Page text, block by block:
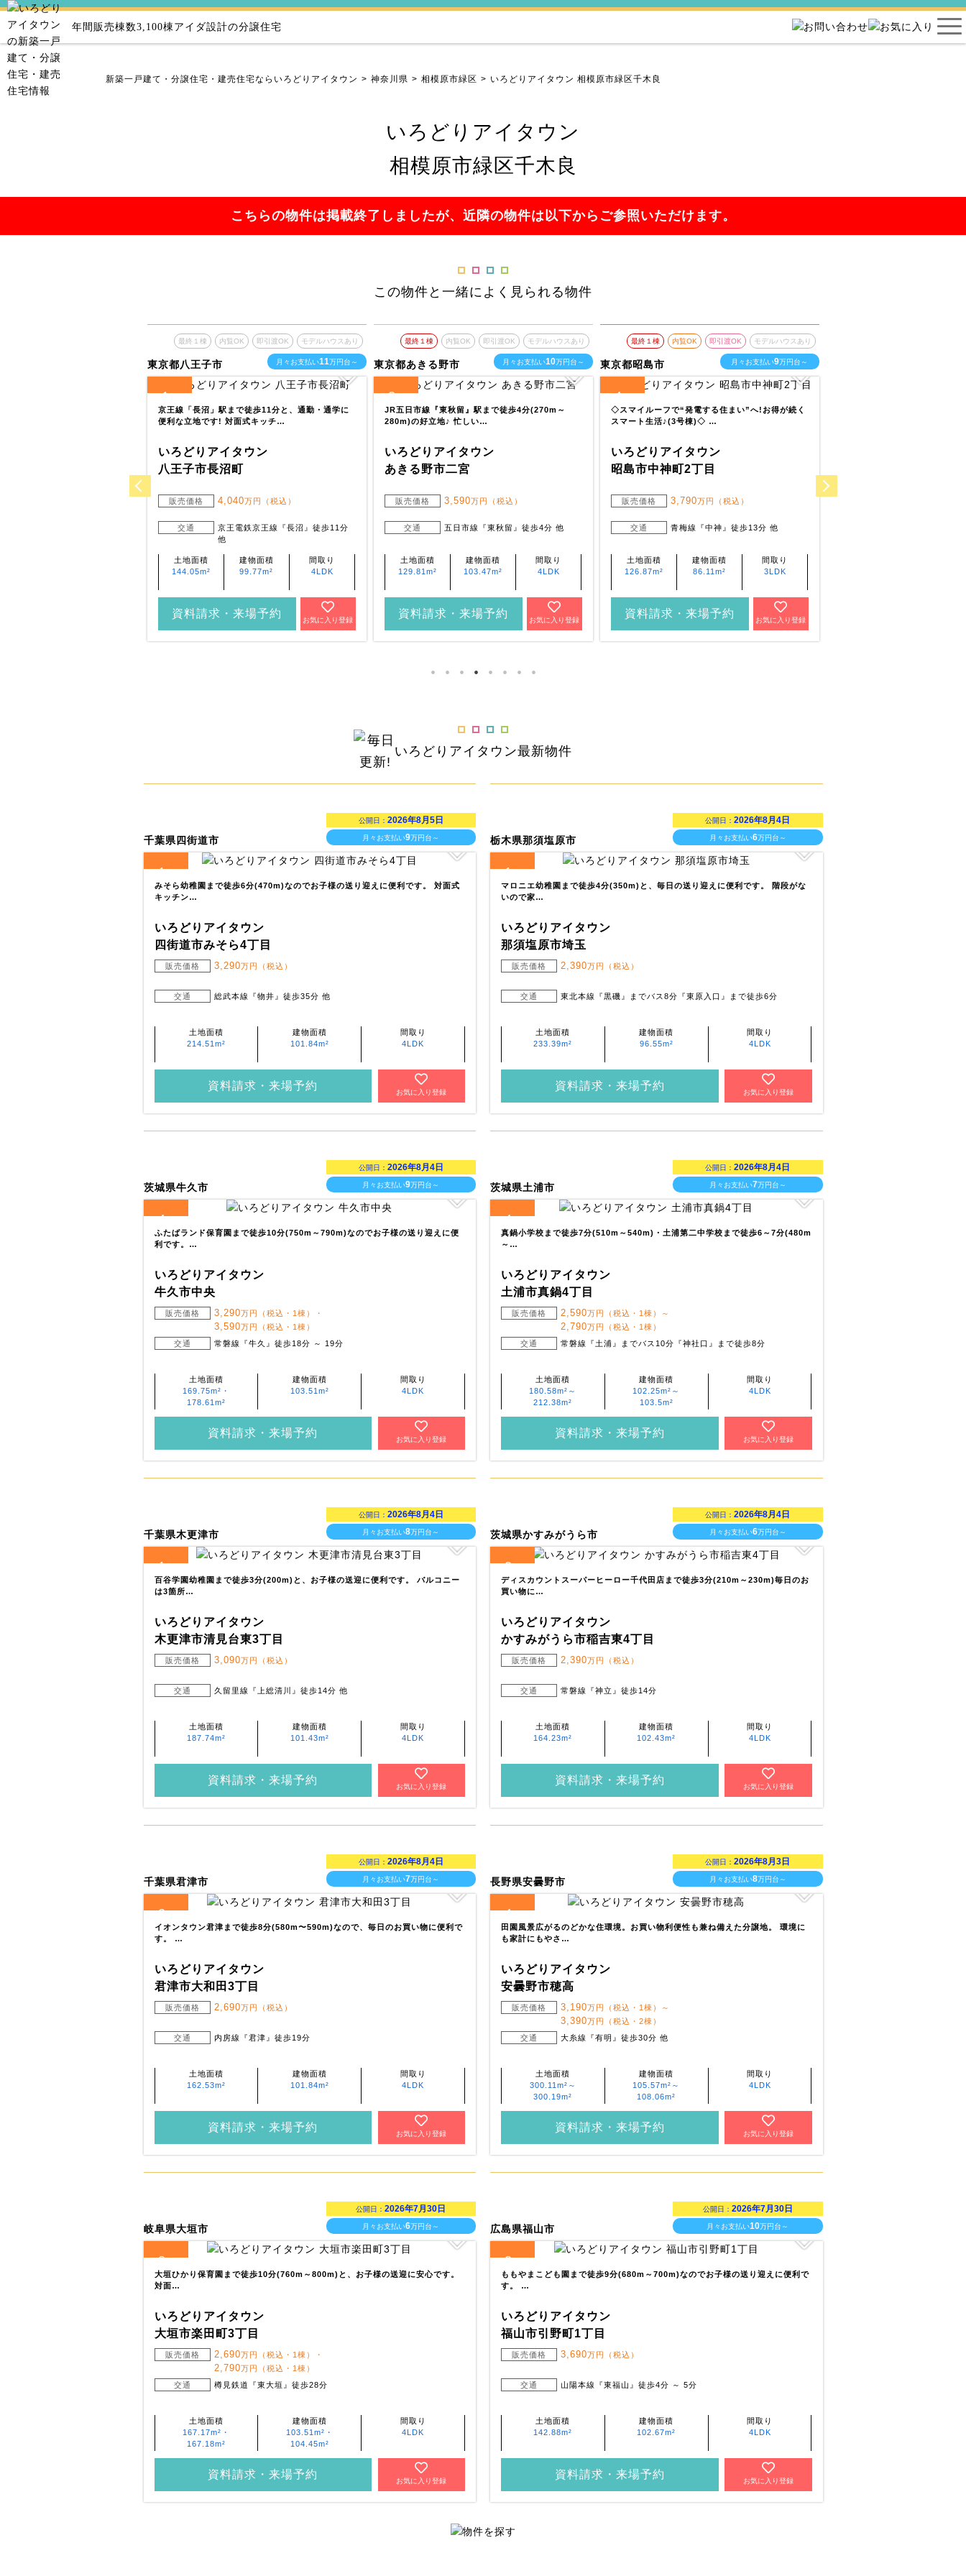
年間販売棟数3,100棟アイダ設計の分譲住宅
新築一戸建て・分譲住宅・建売住宅ならいろどりアイタウン 神奈川県 相模原市緑区 いろどりアイタウン 相模原市緑区千木良
いろどりアイタウン
相模原市緑区千木良
こちらの物件は掲載終了しましたが、近隣の物件は以下からご参照いただけます。
この物件と一緒によく見られる物件
東京都八王子市
最終１棟 内覧OK 即引渡OK モデルハウスあり
月々お支払い11万円台～
1
京王線「長沼」駅まで徒歩11分と、通勤・通学に
便利な立地です! 対面式キッチ…
いろどりアイタウン
八王子市長沼町
販売価格 4,040万円（税込）
交通
京王電鉄京王線『長沼』徒歩11分
他
土地面積
144.05m²
建物面積
99.77m²
間取り
4LDK
資料請求・来場予約
お気に入り登録
東京都あきる野市
最終１棟 内覧OK 即引渡OK モデルハウスあり
月々お支払い10万円台～
2
JR五日市線『東秋留』駅まで徒歩4分(270m～
280m)の好立地♪ 忙しい…
いろどりアイタウン
あきる野市二宮
販売価格 3,590万円（税込）
交通 五日市線『東秋留』徒歩4分 他
土地面積
129.81m²
建物面積
103.47m²
間取り
4LDK
資料請求・来場予約
お気に入り登録
東京都昭島市
最終１棟 内覧OK 即引渡OK モデルハウスあり
月々お支払い9万円台～
4
◇スマイルーフで“発電する住まい”へ!お得が続く
スマート生活♪(3号棟)◇ …
いろどりアイタウン
昭島市中神町2丁目
販売価格 3,790万円（税込）
交通 青梅線『中神』徒歩13分 他
土地面積
126.87m²
建物面積
86.11m²
間取り
3LDK
資料請求・来場予約
お気に入り登録
いろどりアイタウン最新物件
千葉県四街道市
公開日： 2026年8月5日
月々お支払い9万円台～
1
みそら幼稚園まで徒歩6分(470m)なのでお子様の送り迎えに便利です。 対面式
キッチン…
いろどりアイタウン
四街道市みそら4丁目
販売価格 3,290万円（税込）
交通 総武本線『物井』徒歩35分 他
土地面積
214.51m²
建物面積
101.84m²
間取り
4LDK
資料請求・来場予約
お気に入り登録
栃木県那須塩原市
公開日：2026年8月4日
月々お支払い6万円台～
1
マロニエ幼稚園まで徒歩4分(350m)と、毎日の送り迎えに便利です。 階段がな
いので家…
いろどりアイタウン
那須塩原市埼玉
販売価格 2,390万円（税込）
交通 東北本線『黒磯』までバス8分『東原入口』まで徒歩6分
土地面積
233.39m²
建物面積
96.55m²
間取り
4LDK
資料請求・来場予約
お気に入り登録
茨城県牛久市
公開日： 2026年8月4日
月々お支払い9万円台～
4
ふたばランド保育園まで徒歩10分(750m～790m)なのでお子様の送り迎えに便
利です。…
いろどりアイタウン
牛久市中央
販売価格 3,290万円（税込・1棟）・
3,590万円（税込・1棟）
交通
常磐線『牛久』徒歩18分 ～ 19分
土地面積
169.75m²・
178.61m²
建物面積
103.51m²
間取り
4LDK
資料請求・来場予約
お気に入り登録
茨城県土浦市
公開日：2026年8月4日
月々お支払い7万円台～
4
真鍋小学校まで徒歩7分(510m～540m)・土浦第二中学校まで徒歩6～7分(480m
～…
いろどりアイタウン
土浦市真鍋4丁目
販売価格 2,590万円（税込・1棟）～
2,790万円（税込・1棟）
交通
常磐線『土浦』までバス10分『神社口』まで徒歩8分
土地面積
180.58m²～
212.38m²
建物面積
102.25m²～
103.5m²
間取り
4LDK
資料請求・来場予約
お気に入り登録
千葉県木更津市
公開日： 2026年8月4日
月々お支払い8万円台～
1
百谷学園幼稚園まで徒歩3分(200m)と、お子様の送迎に便利です。 バルコニー
は3箇所…
いろどりアイタウン
木更津市清見台東3丁目
販売価格 3,090万円（税込）
交通 久留里線『上総清川』徒歩14分 他
土地面積
187.74m²
建物面積
101.43m²
間取り
4LDK
資料請求・来場予約
お気に入り登録
茨城県かすみがうら市
公開日：2026年8月4日
月々お支払い6万円台～
2
ディスカウントスーパーヒーロー千代田店まで徒歩3分(210m～230m)毎日のお
買い物に…
いろどりアイタウン
かすみがうら市稲吉東4丁目
販売価格 2,390万円（税込）
交通 常磐線『神立』徒歩14分
土地面積
164.23m²
建物面積
102.43m²
間取り
4LDK
資料請求・来場予約
お気に入り登録
千葉県君津市
公開日： 2026年8月4日
月々お支払い7万円台～
2
イオンタウン君津まで徒歩8分(580m〜590m)なので、毎日のお買い物に便利で
す。 …
いろどりアイタウン
君津市大和田3丁目
販売価格 2,690万円（税込）
交通 内房線『君津』徒歩19分
土地面積
162.53m²
建物面積
101.84m²
間取り
4LDK
資料請求・来場予約
お気に入り登録
長野県安曇野市
公開日：2026年8月3日
月々お支払い8万円台～
4
田園風景広がるのどかな住環境。お買い物利便性も兼ね備えた分譲地。 環境に
も家計にもやさ…
いろどりアイタウン
安曇野市穂高
販売価格 3,190万円（税込・1棟）～
3,390万円（税込・2棟）
交通
大糸線『有明』徒歩30分 他
土地面積
300.11m²～
300.19m²
建物面積
105.57m²～
108.06m²
間取り
4LDK
資料請求・来場予約
お気に入り登録
岐阜県大垣市
公開日：2026年7月30日
月々お支払い6万円台～
3
大垣ひかり保育園まで徒歩10分(760m～800m)と、お子様の送迎に安心です。
対面…
いろどりアイタウン
大垣市楽田町3丁目
販売価格 2,690万円（税込・1棟）・
2,790万円（税込・1棟）
交通
樽見鉄道『東大垣』徒歩28分
土地面積
167.17m²・
167.18m²
建物面積
103.51m²・
104.45m²
間取り
4LDK
資料請求・来場予約
お気に入り登録
広島県福山市
公開日： 2026年7月30日
月々お支払い10万円台～
3
ももやまこども園まで徒歩9分(680m～700m)なのでお子様の送り迎えに便利で
す。 …
いろどりアイタウン
福山市引野町1丁目
販売価格 3,690万円（税込）
交通 山陽本線『東福山』徒歩4分 ～ 5分
土地面積
142.88m²
建物面積
102.67m²
間取り
4LDK
資料請求・来場予約
お気に入り登録